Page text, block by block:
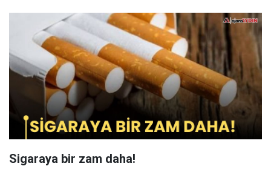
Sigaraya bir zam daha!